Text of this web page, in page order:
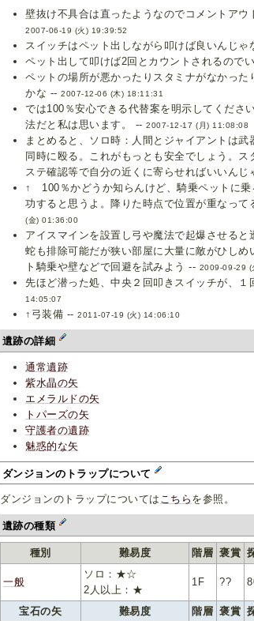
壁抜け不具合は直ったようなのでコメントア
2007-06-19 (火) 19:39:52
スイッチはペット出しながら叩けば良いんじゃ
ペット出して叩けば2回とカウントされるので
ペットの場所が悪かったりスタミナがなかっ
かな --2007-12-06 (木) 18:11:31
では100％安心できる代替案を明示してくださ
法だと私は思います。 --2007-12-17 (月) 11:08:08
まとめると、ソロ時：人間とジャイアントは
同時に殴る。これがもっとも安全でしょう。
ステ確認等で自分の近くに寄らせればいいん
↑ 100％かどうか知らんけど、騎乗ペットに
功すると思うよ。降りた時点で位置が重なっ
(金) 01:36:00
アイスマインを設置し弓や魔法で起爆させる
蛇も排除可能だが狭い部屋に大量に敵がひし
ト騎乗や壁などで回避を試みよう -- 2009-09-29 (
先ほど潜った処、中央２回叩きスイッチが、
14:05:07
↑弓装備 --2011-07-19 (火) 14:06:10
遺跡の詳細
通常遺跡
紫水晶の矢
エメラルドの矢
トパーズの矢
守護者の遺跡
魅惑的な矢
ダンジョンのトラップについて
ダンジョンのトラップについては こちら を参照。
遺跡の種類
種別 難易度 階層 褒賞
一般
ソロ：★☆
2人以上：★
1F ??
宝石の矢 難易度 階層 褒賞